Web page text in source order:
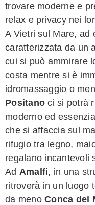
trovare moderne e
relax e privacy nei
A Vietri sul Mare, ad
caratterizzata da un
cui si può ammirare
costa mentre si è
idromassaggio o
Positanoci si potrà
moderno ed
che si affaccia sul
rifugio tra legno,
regalano incantevoli
Ad Amalfi, in una
ritroverà in un luogo
da meno Conca dei